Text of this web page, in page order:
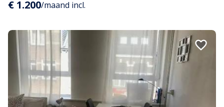
€ 1.200/maand incl.